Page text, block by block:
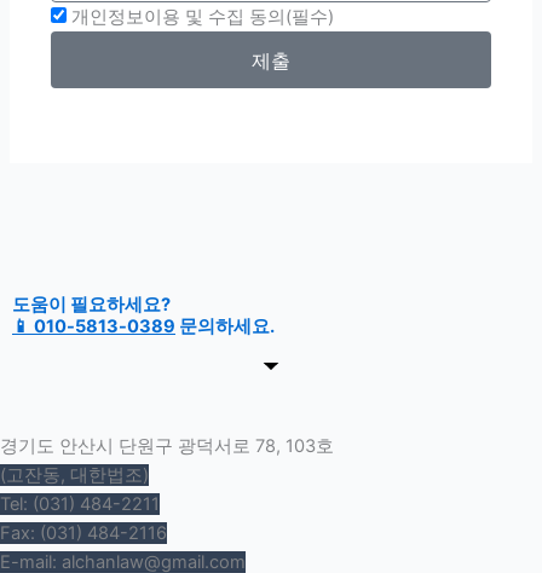
Inquiries
개인정보이용 및 수집 동의(필수)
제출
도움이 필요하세요?
📱 010-5813-0389 문의하세요.
경기도 안산시 단원구 광덕서로 78, 103호
(고잔동, 대한법조)
Tel: (031) 484-2211
Fax: (031) 484-2116
E-mail: alchanlaw@gmail.com